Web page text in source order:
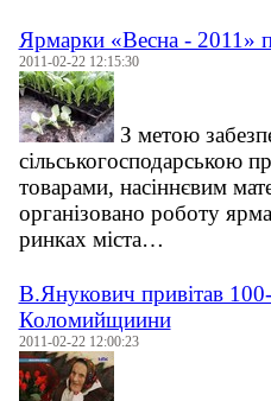
Ярмарки «Весна - 2011»
2011-02-22 12:15:30
З метою
сільськогосподарською
товарами, насіннєвим
організовано роботу
ринках міста…
В.Янукович привітав
Коломийщиини
2011-02-22 12:00:23